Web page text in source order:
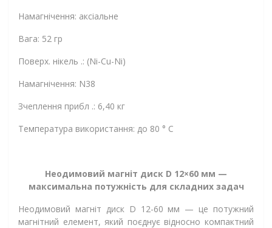
Намагнічення: аксіальне
Вага: 52 гр
Поверх. нікель .: (Ni-Cu-Ni)
Намагнічення: N38
Зчеплення прибл .: 6,40 кг
Температура використання: до 80 ° C
Неодимовий магніт диск D 12×60 мм —
максимальна потужність для складних задач
Неодимовий магніт диск D 12-60 мм — це потужний
магнітний елемент, який поєднує відносно компактний